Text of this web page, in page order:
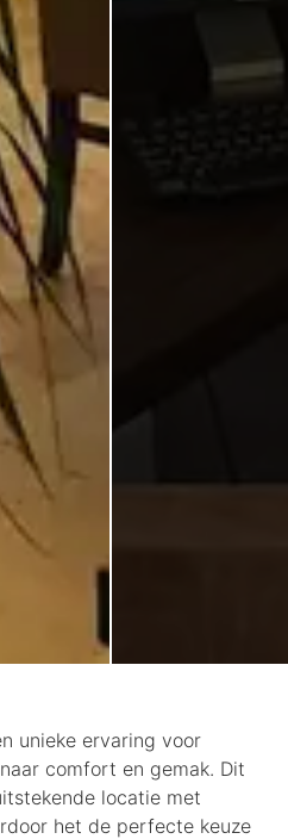
unieke ervaring voor
comfort en gemak. Dit
locatie met
het de perfecte keuze